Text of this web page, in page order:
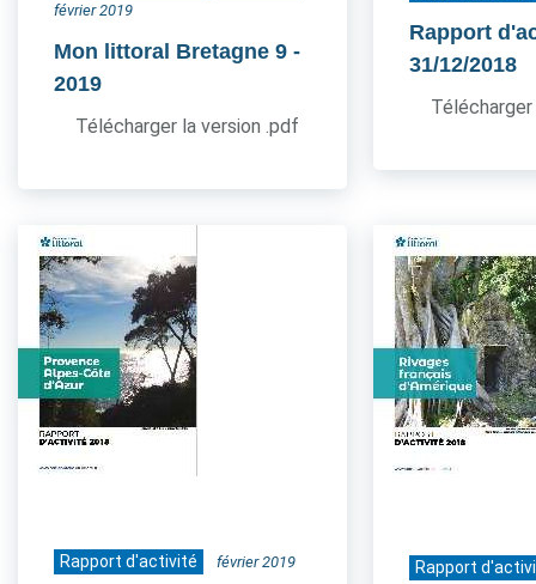
février 2019
Mon littoral Bretagne 9 -
2019
Télécharger la version .pdf
Rapport
31/12/2018
Rapport d'activité février 2019 Rapport